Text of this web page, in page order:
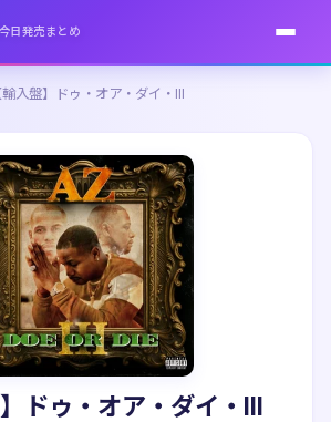
今日発売まとめ
輸入盤】ドゥ・オア・ダイ・III
】ドゥ・オア・ダイ・III